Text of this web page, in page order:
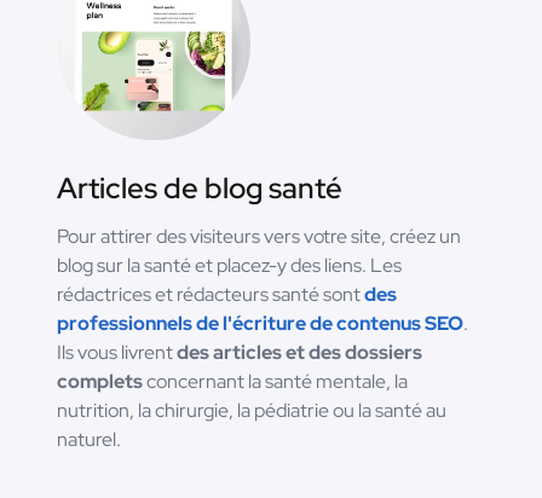
Articles de blog santé
Pour attirer des visiteurs vers votre site, créez un
blog sur la santé et placez-y des liens. Les
rédactrices et rédacteurs santé sontdes
professionnels de l'écriture de contenus SEO.
Ils vous livrentdes articles et des dossiers
completsconcernant la santé mentale, la
nutrition, la chirurgie, la pédiatrie ou la santé au
naturel.